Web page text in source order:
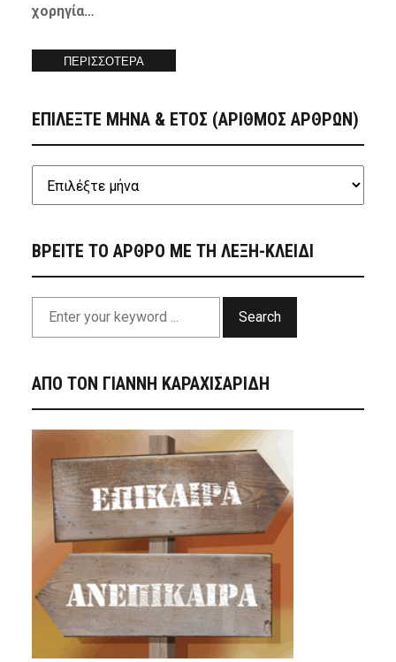
χορηγία…
ΠΕΡΙΣΣΟΤΕΡΑ
ΕΠΙΛΕΞΤΕ ΜΗΝΑ & ΕΤΟΣ (ΑΡΙΘΜΟΣ ΑΡΘΡΩΝ)
ΒΡΕΙΤΕ ΤΟ ΑΡΘΡΟ ΜΕ ΤΗ ΛΕΞΗ-ΚΛΕΙΔΙ
Search
ΑΠΟ ΤΟΝ ΓΙΑΝΝΗ ΚΑΡΑΧΙΣΑΡΙΔΗ